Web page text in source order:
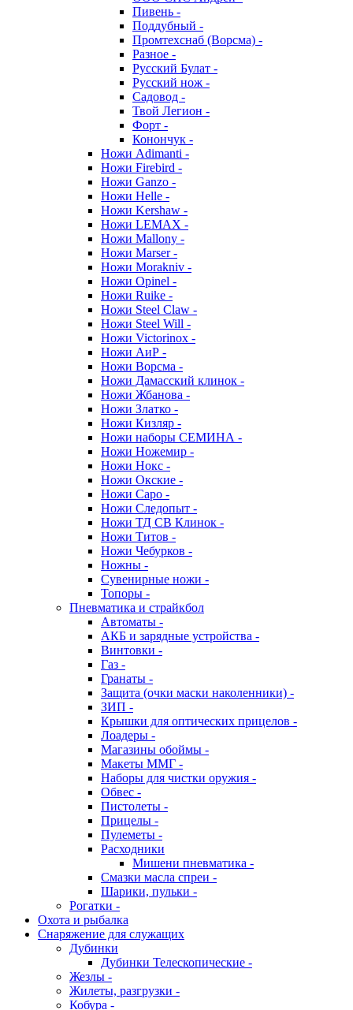
Пивень -
Поддубный -
Промтехснаб (Ворсма) -
Разное -
Русский Булат -
Русский нож -
Садовод -
Твой Легион -
Форт -
Конончук -
Ножи Adimanti -
Ножи Firebird -
Ножи Ganzo -
Ножи Helle -
Ножи Kershaw -
Ножи LEMAX -
Ножи Mallony -
Ножи Marser -
Ножи Morakniv -
Ножи Opinel -
Ножи Ruike -
Ножи Steel Claw -
Ножи Steel Will -
Ножи Victorinox -
Ножи АиР -
Ножи Ворсма -
Ножи Дамасский клинок -
Ножи Жбанова -
Ножи Златко -
Ножи Кизляр -
Ножи наборы СЕМИНА -
Ножи Ножемир -
Ножи Нокс -
Ножи Окские -
Ножи Саро -
Ножи Следопыт -
Ножи ТД СВ Клинок -
Ножи Титов -
Ножи Чебурков -
Ножны -
Сувенирные ножи -
Топоры -
Пневматика и страйкбол
Автоматы -
АКБ и зарядные устройства -
Винтовки -
Газ -
Гранаты -
Защита (очки маски наколенники) -
ЗИП -
Крышки для оптических прицелов -
Лоадеры -
Магазины обоймы -
Макеты ММГ -
Наборы для чистки оружия -
Обвес -
Пистолеты -
Прицелы -
Пулеметы -
Расходники
Мишени пневматика -
Смазки масла спреи -
Шарики, пульки -
Рогатки -
Охота и рыбалка
Снаряжение для служащих
Дубинки
Дубинки Телескопические -
Жезлы -
Жилеты, разгрузки -
Кобура -